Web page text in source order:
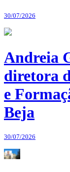
30/07/2026
Andreia
diretora
e
Beja
30/07/2026